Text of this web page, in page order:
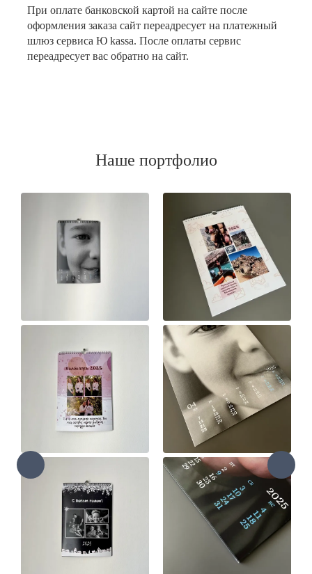
При оплате банковской картой на сайте после
оформления заказа сайт переадресует на платежный
шлюз сервиса Ю kassa. После оплаты сервис
переадресует вас обратно на сайт.
Наше портфолио